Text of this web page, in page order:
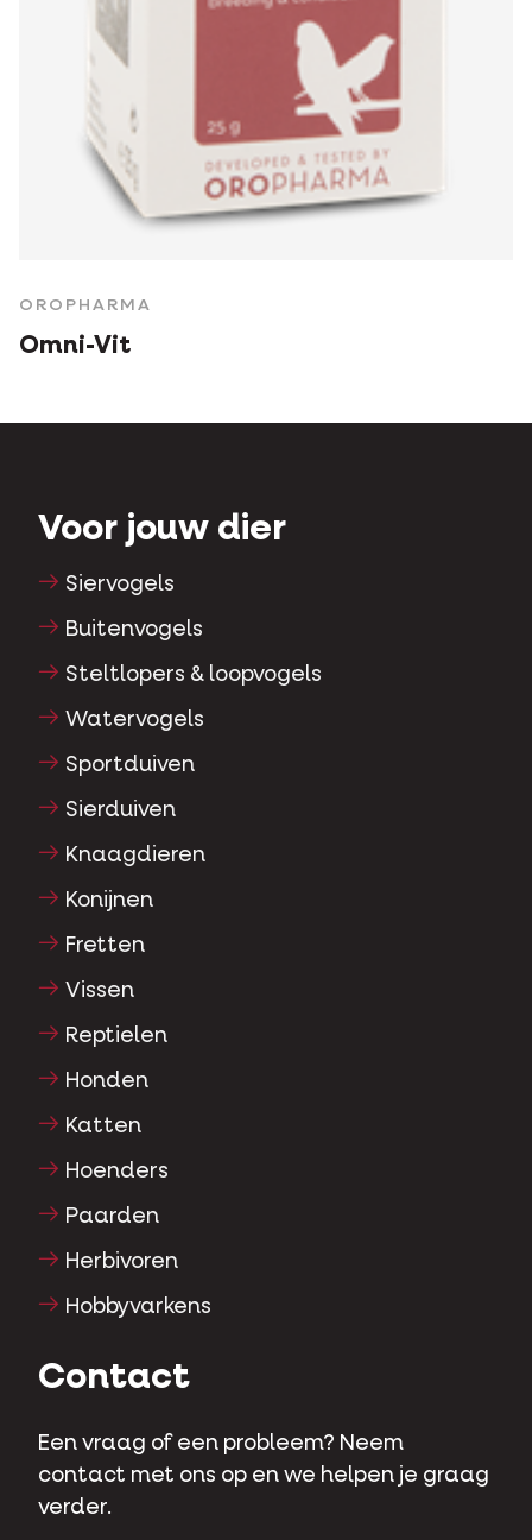
OROPHARMA
Omni-Vit
Voor jouw dier
Siervogels
Buitenvogels
Steltlopers & loopvogels
Watervogels
Sportduiven
Sierduiven
Knaagdieren
Konijnen
Fretten
Vissen
Reptielen
Honden
Katten
Hoenders
Paarden
Herbivoren
Hobbyvarkens
Contact
Een vraag of een probleem? Neem
contact met ons op en we helpen je graag
verder.